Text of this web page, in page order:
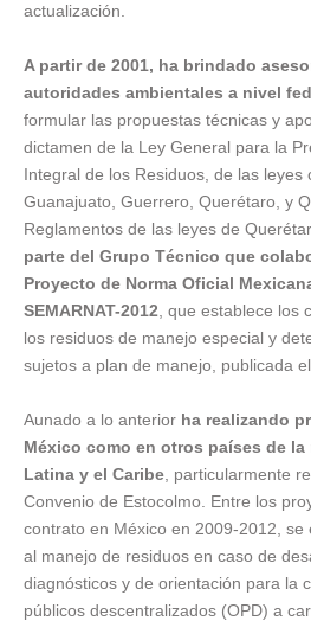
actualización.
A partir de 2001, ha brindado
autoridades ambientales a nivel
formular las propuestas técnicas y
dictamen de la Ley General para la
Integral de los Residuos, de las leyes
Guanajuato, Guerrero, Querétaro, y
Reglamentos de las leyes de
parte del Grupo Técnico que
Proyecto de Norma Oficial
SEMARNAT-2012 , que establece los
los residuos de manejo especial y
sujetos a plan de manejo, publicada
Aunado a lo anterior ha realizando
México como en otros países de la
Latina y el Caribe , particularmente
Convenio de Estocolmo. Entre los
contrato en México en 2009-2012,
al manejo de residuos en caso de
diagnósticos y de orientación para la
públicos descentralizados (OPD) a